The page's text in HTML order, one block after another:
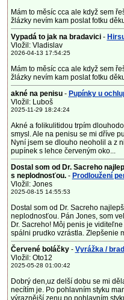
Mám to měsíc cca ale když sem
žlázky nevím kam poslat fotku
Vypadá to jak na bradavici -
Vložil: Vladislav
2026-04-13 17:54:25
Mám to měsíc cca ale když sem
žlázky nevím kam poslat fotku
akné na penisu- Pupínky u
Vložil: Luboš
2025-11-29 18:24:24
Akné a folikulitidou trpím
smysl. Ale na penisu se mi dříve
Nyní jsem se dlouho neoholil a z
pupínek s lehce červeným oko...
Dostal som od Dr. Sacreho
s neplodnosťou.- Prodloužení
Vložil: Jones
2025-08-15 14:55:53
Dostal som od Dr. Sacreho
neplodnosťou. Pán Jones, som
Dr. Sacreho! Môj penis je
spálni prudko vzrástla. Zlepšenie
Červené boláčky - Vyrážka /
Vložil: Oto12
2025-05-28 01:00:42
Dobrý den,uz delší dobu se mi
necítím je. Po pohlavním styku
výraznější zenu po pohlavním